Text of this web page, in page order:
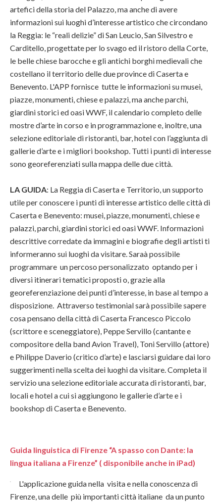
artefici della storia del Palazzo, ma anche di avere
informazioni sui luoghi d’interesse artistico che circondano
la Reggia: le “reali delizie” di San Leucio, San Silvestro e
Carditello, progettate per lo svago ed il ristoro della Corte,
le belle chiese barocche e gli antichi borghi medievali che
costellano il territorio delle due province di Caserta e
Benevento. L'APP fornisce tutte le informazioni su musei,
piazze, monumenti, chiese e palazzi, ma anche parchi,
giardini storici ed oasi WWF, il calendario completo delle
mostre d’arte in corso e in programmazione e, inoltre, una
selezione editoriale di ristoranti, bar, hotel con l’aggiunta di
gallerie d’arte e i migliori bookshop. Tutti i punti di interesse
sono georeferenziati sulla mappa delle due città.
LA GUIDA: La Reggia di Caserta e Territorio, un supporto
utile per conoscere i punti di interesse artistico delle città di
Caserta e Benevento: musei, piazze, monumenti, chiese e
palazzi, parchi, giardini storici ed oasi WWF. Informazioni
descrittive corredate da immagini e biografie degli artisti ti
informeranno sui luoghi da visitare. Saraà possibile
programmare un percoso personalizzato optando per i
diversi itinerari tematici proposti o, grazie alla
georeferenziazione dei punti d’interesse, in base al tempo a
disposizione. Attraverso testimonial sarà possibile sapere
cosa pensano della città di Caserta Francesco Piccolo
(scrittore e sceneggiatore), Peppe Servillo (cantante e
compositore della band Avion Travel), Toni Servillo (attore)
e Philippe Daverio (critico d’arte) e lasciarsi guidare dai loro
suggerimenti nella scelta dei luoghi da visitare. Completa il
servizio una selezione editoriale accurata diristoranti, bar,
locali e hotel a cui si aggiungono le gallerie d’arte e i
bookshop di Caserta e Benevento.
Guida linguistica di Firenze “A spasso con Dante: la
lingua italiana a Firenze” ( disponibile anche in iPad)
L'applicazione guida nella visita e nella conoscenza di
Firenze, una delle più importanti città italiane da un punto